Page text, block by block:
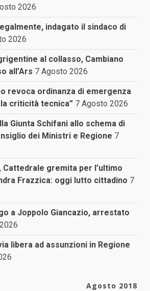
2026
indagato il sindaco di
2026
al collasso, Cambiano
all’Ars 7 Agosto 2026
revoca ordinanza di emergenza
criticità tecnica” 7 Agosto 2026
Giunta Schifani allo schema di
dei Ministri e Regione 7
Cattedrale gremita per l’ultimo
Frazzica: oggi lutto cittadino 7
a Joppolo Giancazio, arrestato
libera ad assunzioni in Regione
Agosto 2018